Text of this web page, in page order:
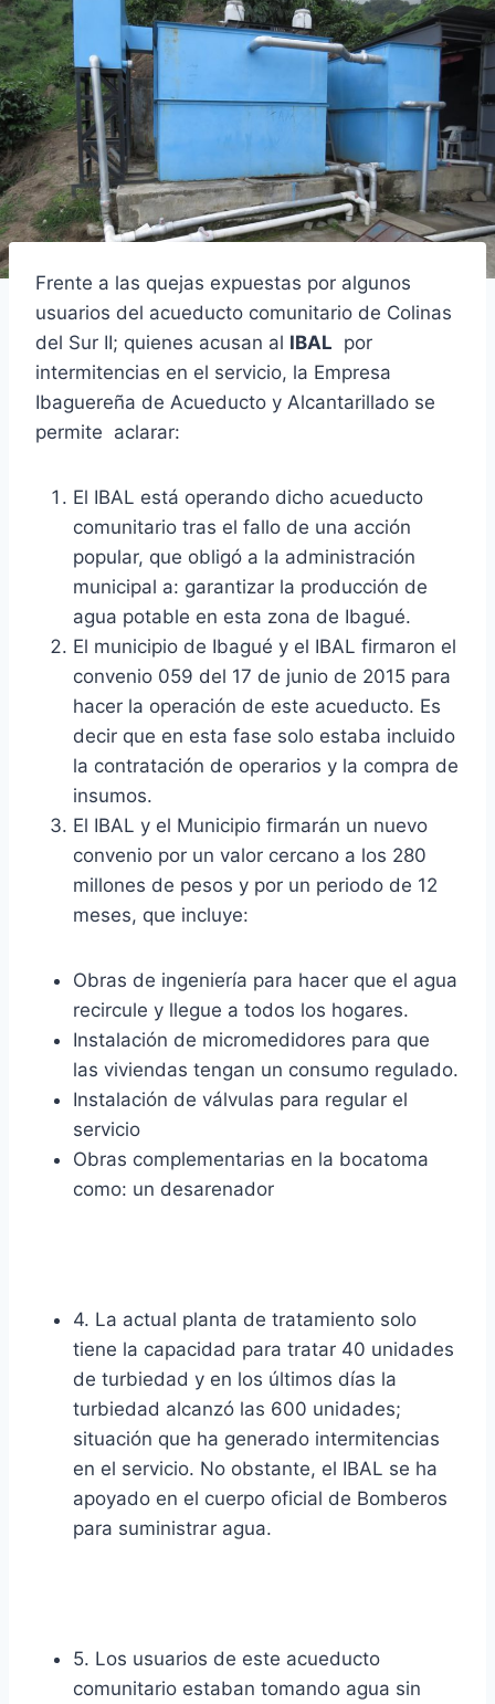
Frente a las quejas expuestas por algunos
usuarios del acueducto comunitario de Colinas
del Sur II; quienes acusan al IBAL por
intermitencias en el servicio, la Empresa
Ibaguereña de Acueducto y Alcantarillado se
permite aclarar:
El IBAL está operando dicho acueducto
comunitario tras el fallo de una acción
popular, que obligó a la administración
municipal a: garantizar la producción de
agua potable en esta zona de Ibagué.
El municipio de Ibagué y el IBAL firmaron el
convenio 059 del 17 de junio de 2015 para
hacer la operación de este acueducto. Es
decir que en esta fase solo estaba incluido
la contratación de operarios y la compra de
insumos.
El IBAL y el Municipio firmarán un nuevo
convenio por un valor cercano a los 280
millones de pesos y por un periodo de 12
meses, que incluye:
Obras de ingeniería para hacer que el agua
recircule y llegue a todos los hogares.
Instalación de micromedidores para que
las viviendas tengan un consumo regulado.
Instalación de válvulas para regular el
servicio
Obras complementarias en la bocatoma
como: un desarenador
4. La actual planta de tratamiento solo
tiene la capacidad para tratar 40 unidades
de turbiedad y en los últimos días la
turbiedad alcanzó las 600 unidades;
situación que ha generado intermitencias
en el servicio. No obstante, el IBAL se ha
apoyado en el cuerpo oficial de Bomberos
para suministrar agua.
5. Los usuarios de este acueducto
comunitario estaban tomando agua sin